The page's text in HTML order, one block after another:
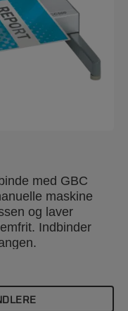
med GBC
maskine
og laver
Indbinder
med en